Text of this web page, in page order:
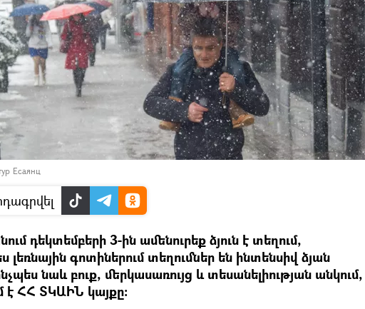
Есаянц
դեկտեմբերի 3-ին ամենուրեք ձյուն է տեղում,
գոտիներում տեղումներ են ինտենսիվ ձյան
նաև բուք, մերկասառույց և տեսանելիության անկում,
է ՀՀ ՏԿԱԻՆ կայքը: